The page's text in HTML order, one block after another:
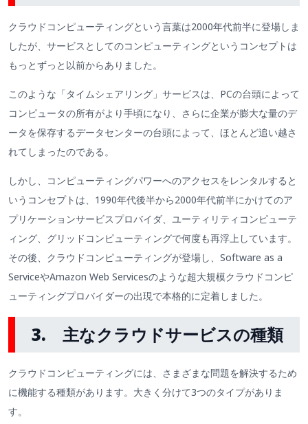
クラウドコンピューティングという言葉は2000年代前半に登場しま
したが、サービスとしてのコンピューティングというコンセプトは
もっとずっと以前からありました。
このような「タイムシェアリング」サービスは、PCの台頭によって
コンピュータの所有がより手頃になり、さらに企業が膨大な量のデ
ータを保存するデータセンターの台頭によって、ほとんど追い越さ
れてしまったのである。
しかし、コンピューティングパワーへのアクセスをレンタルすると
いうコンセプトは、1990年代後半から2000年代前半にかけてのア
プリケーションサービスプロバイダ、ユーティリティコンピューテ
ィング、グリッドコンピューティングで何度も再浮上しています。
その後、クラウドコンピューティングが登場し、Software as a
ServiceやAmazon Web Servicesのような超大規模クラウドコンピ
ューティングプロバイダーの出現で本格的に定着しました。
3. 主なクラウドサービスの種類
クラウドコンピューティングには、さまざまな問題を解決するため
に機能する種類があります。大きく分けて3つのタイプがありま
す。